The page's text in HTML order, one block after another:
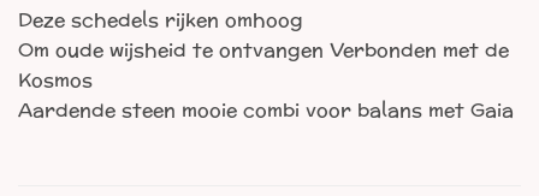
Deze schedels rijken omhoog
Om oude wijsheid te ontvangen Verbonden met de
Kosmos
Aardende steen mooie combi voor balans met Gaia